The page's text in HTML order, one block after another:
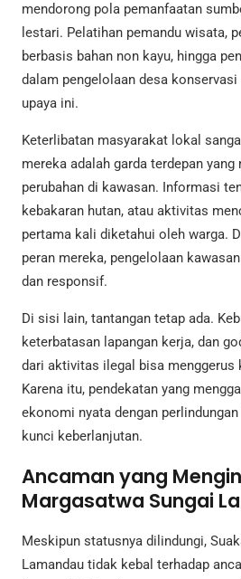
mendorong pola pemanfaatan
lestari. Pelatihan pemandu wisata,
berbasis bahan non kayu, hingga
dalam pengelolaan desa
upaya ini.
Keterlibatan masyarakat lokal
mereka adalah garda terdepan yang
perubahan di kawasan. Informasi
kebakaran hutan, atau aktivitas
pertama kali diketahui oleh warga.
peran mereka, pengelolaan
dan responsif.
Di sisi lain, tantangan tetap ada.
keterbatasan lapangan kerja, dan
dari aktivitas ilegal bisa
Karena itu, pendekatan yang
ekonomi nyata dengan
kunci keberlanjutan.
Ancaman yang
Margasatwa Sungai
Meskipun statusnya dilindungi,
Lamandau tidak kebal terhadap